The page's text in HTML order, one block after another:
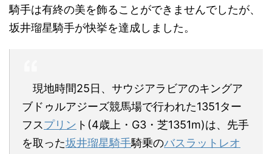
騎手は有終の美を飾ることができませんでしたが、
坂井瑠星騎手が快挙を達成しました。
現地時間25日、サウジアラビアのキングア
ブドゥルアジーズ競馬場で行われた1351ター
フスプリン ト(4歳上・G3・芝1351m)は、先手
を取った坂井瑠星騎手騎乗のバスラットレオ